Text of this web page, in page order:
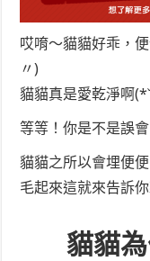
哎唷～貓貓好乖，
〃)
貓貓真是愛乾淨啊
等等！你是不是誤
貓貓之所以會埋便
毛起來這就來告訴
貓貓